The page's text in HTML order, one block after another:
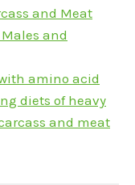
and Meat
and
amino acid
diets of heavy
and meat